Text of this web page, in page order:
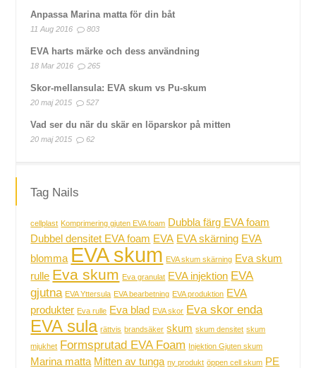
Anpassa Marina matta för din båt
11 Aug 2016 803
EVA harts märke och dess användning
18 Mar 2016 265
Skor-mellansula: EVA skum vs Pu-skum
20 maj 2015 527
Vad ser du när du skär en löparskor på mitten
20 maj 2015 62
Tag Nails
cellplast Komprimering gjuten EVA foam Dubbla färg EVA foam
Dubbel densitet EVA foam EVA EVA skärning EVA
blomma EVA skum EVA skum skärning Eva skum
rulle Eva skum Eva granulat EVA injektion EVA
gjutna EVA Yttersula EVA bearbetning EVA produktion EVA
produkter Eva rulle Eva blad EVA skor Eva skor enda
EVA sula rättvis brandsäker skum skum densitet skum
mjukhet Formsprutad EVA Foam Injektion Gjuten skum
Marina matta Mitten av tunga ny produkt öppen cell skum PE